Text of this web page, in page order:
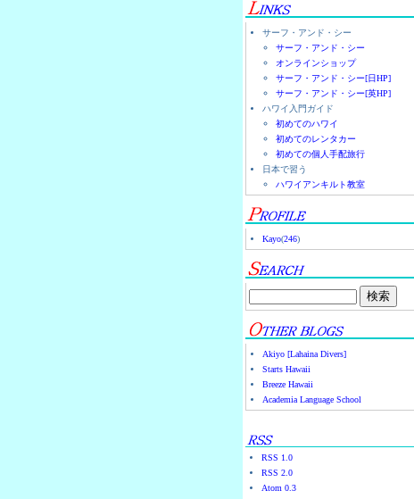
サーフ・アンド・シー
サーフ・アンド・シー
オンラインショップ
サーフ・アンド・シー[日HP]
サーフ・アンド・シー[英HP]
ハワイ入門ガイド
初めてのハワイ
初めてのレンタカー
初めての個人手配旅行
日本で習う
ハワイアンキルト教室
Kayo(246)
Akiyo [Lahaina Divers]
Starts Hawaii
Breeze Hawaii
Academia Language School
RSS 1.0
RSS 2.0
Atom 0.3